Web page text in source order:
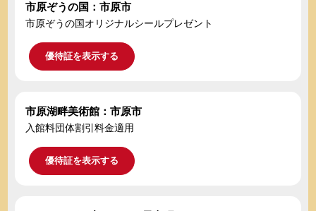
市原ぞうの国：市原市
市原ぞうの国オリジナルシールプレゼント
優待証を表示する
市原湖畔美術館：市原市
入館料団体割引料金適用
優待証を表示する